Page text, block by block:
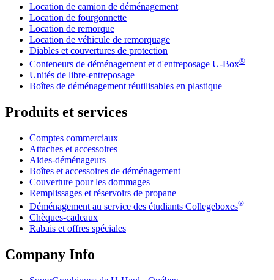
Location de camion de déménagement
Location de fourgonnette
Location de remorque
Location de véhicule de remorquage
Diables et couvertures de protection
Conteneurs de déménagement et d'entreposage U-Box®
Unités de libre-entreposage
Boîtes de déménagement réutilisables en plastique
Produits et services
Comptes commerciaux
Attaches et accessoires
Aides-déménageurs
Boîtes et accessoires de déménagement
Couverture pour les dommages
Remplissages et réservoirs de propane
Déménagement au service des étudiants Collegeboxes®
Chèques-cadeaux
Rabais et offres spéciales
Company Info